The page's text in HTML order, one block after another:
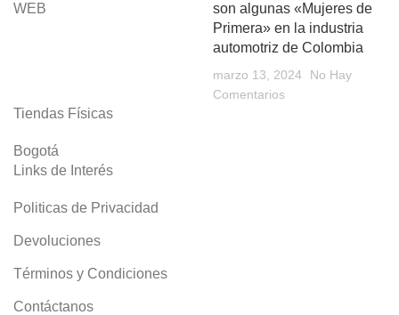
son algunas «Mujeres de
Primera» en la industria
automotriz de Colombia
marzo 13, 2024
No Hay
Comentarios
Tiendas Físicas
Bogotá
Links de Interés
Politicas de Privacidad
Devoluciones
Términos y Condiciones
Contáctanos